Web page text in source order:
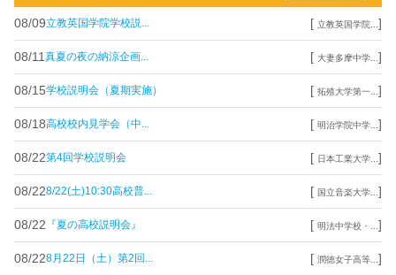
08/09立教英国学院学校説... [ 立教英国学院... ]
08/11 真夏の夜の納涼企画... [ 大妻多摩中学... ]
08/15学校説明会（夏期実施） [ 拓殖大学第一... ]
08/18高校校内見学会（中... [ 明治学院中学... ]
08/22第4回学校説明会 [ 日本工業大学... ]
08/228/22(土)10:30高校普... [ 国立音楽大学... ]
08/22 『夏の高校説明会』 [ 明法中学校・... ]
08/228月22日（土）第2回... [ 潤徳女子高等... ]